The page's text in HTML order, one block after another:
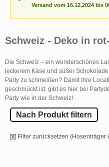
Versand vom 16.12.2024 bis
Schweiz - Deko in
Die Schweiz – ein wunderschönes
leckerem Käse und süßer
Party zu schmeißen? Damit Ihre
geschmückt ist, gibt es hier bei
Party wie in der Schweiz!
Nach Produkt filtern
Filter zurücksetzen (Hosenträger